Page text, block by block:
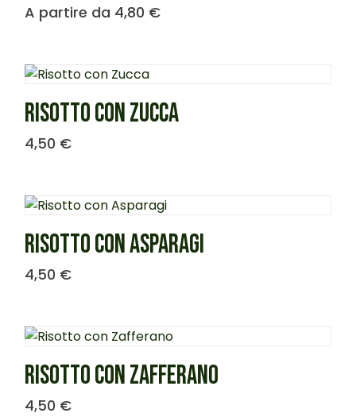
A partire da 4,80 €
RISOTTO CON ZUCCA
4,50 €
RISOTTO CON ASPARAGI
4,50 €
RISOTTO CON ZAFFERANO
4,50 €